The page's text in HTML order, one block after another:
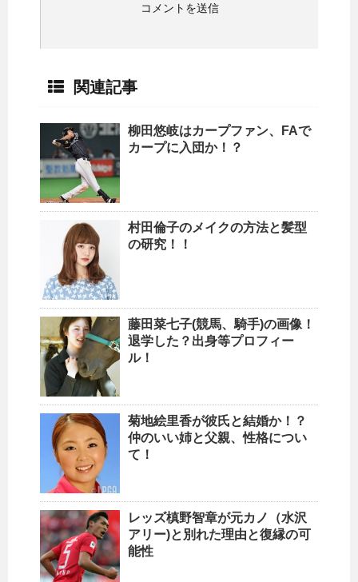
関連記事
柳田悠岐はカープファン、FAで
カープに入団か！？
村田倫子のメイクの方法と髪型
の研究！！
藤田菜七子(競馬、騎手)の画像！
退学した？出身等プロフィー
ル！
菊地絵里香が彼氏と結婚か！？
仲のいい姉と父親、性格につい
て！
レッズ槙野智章が元カノ（水沢
アリー)と別れた理由と復縁の可
能性